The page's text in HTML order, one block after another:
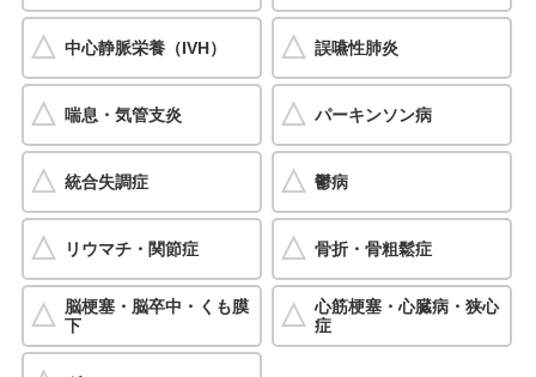
中心静脈栄養（IVH） 誤嚥性肺炎
喘息・気管支炎 パーキンソン病
統合失調症 鬱病
リウマチ・関節症 骨折・骨粗鬆症
脳梗塞・脳卒中・くも膜
下
心筋梗塞・心臓病・狭心
症